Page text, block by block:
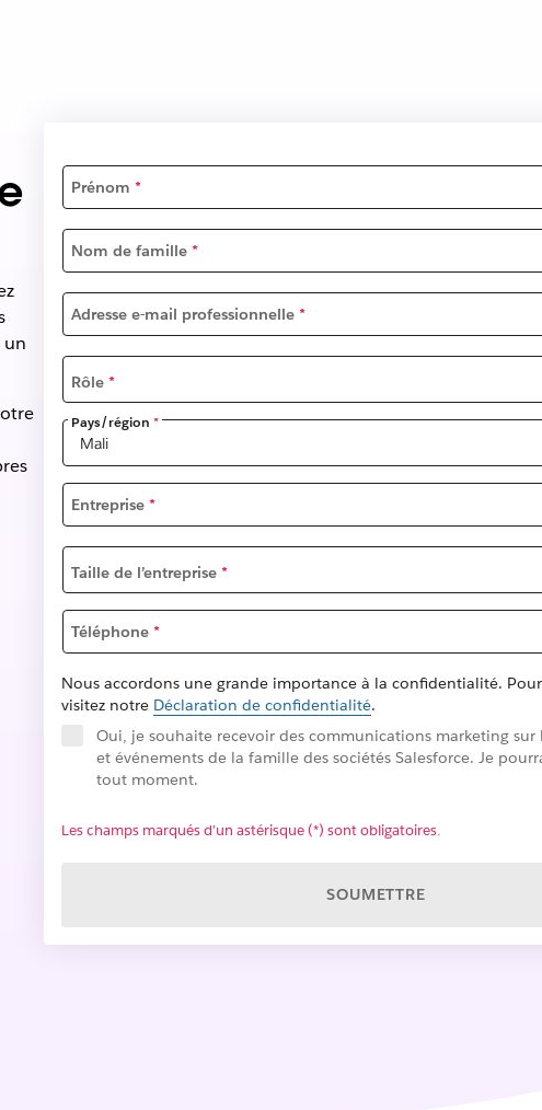
un
Prénom *
Nom de famille *
Adresse e-mail professionnelle *
Rôle *
Pays/région *
Entreprise *
Taille de l’entreprise *
Téléphone *
Nous accordons une grande importance à la confidentialité.
visitez notre Déclaration de confidentialité.
Oui, je souhaite recevoir des communications marketing sur
et événements de la famille des sociétés Salesforce. Je
tout moment.
Les champs marqués d’un astérisque (*) sont obligatoires.
SOUMETTRE